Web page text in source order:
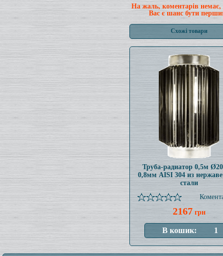
На жаль, коментарів немає,
Вас є шанс бути
Схожі товари
Труба-радиатор 0,5м
0,8мм AISI 304 из
стали
2167 грн